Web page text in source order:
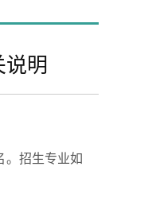
明
。招生专业如